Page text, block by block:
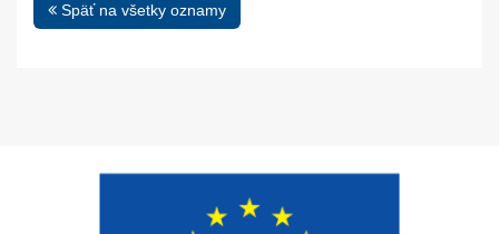
Späť na všetky oznamy